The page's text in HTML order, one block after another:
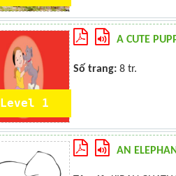
Level 1
A CUTE
Số trang: 8 tr.
AN